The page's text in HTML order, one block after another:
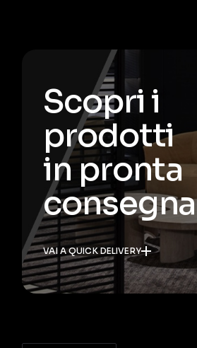
Scopri i
prodotti
in pronta
consegna
VAI A QUICK DELIVERY